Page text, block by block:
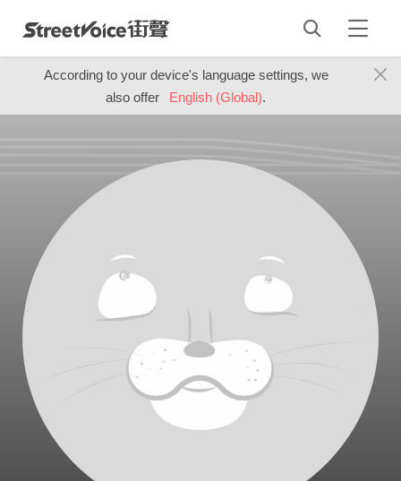
According to your device's language settings, we
also offer
English (Global).